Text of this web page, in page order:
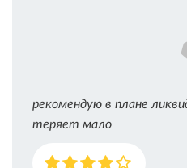
рекомендую в плане
теряет мало